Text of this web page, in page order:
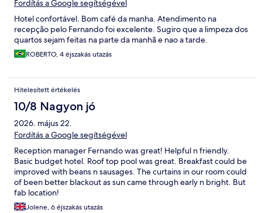
Fordítás a Google segítségével
Hotel confortável. Bom café da manha. Atendimento na
recepção pelo Fernando foi excelente. Sugiro que a limpeza dos
quartos sejam feitas na parte da manhã e nao a tarde.
ROBERTO, 4 éjszakás utazás
Hitelesített értékelés
10/8 Nagyon jó
2026. május 22.
Fordítás a Google segítségével
Reception manager Fernando was great! Helpful n friendly.
Basic budget hotel. Roof top pool was great. Breakfast could be
improved with beans n sausages. The curtains in our room could
of been better blackout as sun came through early n bright. But
fab location!
Jolene, 6 éjszakás utazás